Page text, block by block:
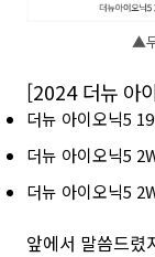
▲
[2024 더뉴 아
더뉴 아이오닉5
더뉴 아이오닉5
더뉴 아이오닉5
앞에서 말씀드렸